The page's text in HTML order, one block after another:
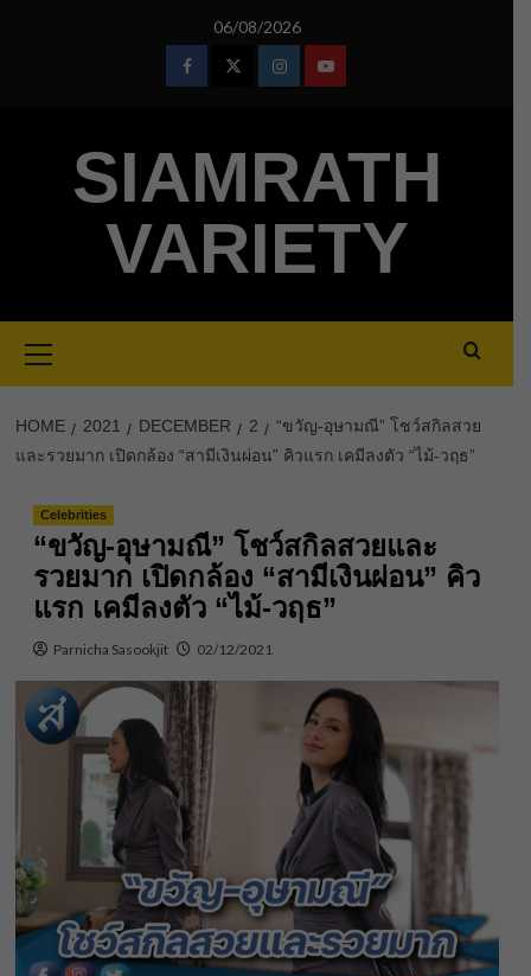
06/08/2026
FacebookTwitterInstagramYoutube
SIAMRATH
VARIETY
Menu
HOME 2021 DECEMBER 2
“ขวัญ-อุษามณี” โชว์สกิลสวย
และรวยมาก เปิดกล้อง “สามีเงินผ่อน” คิวแรก เคมีลงตัว “ไม้-วฤธ”
Celebrities
“ขวัญ-อุษามณี” โชว์สกิลสวยและ
รวยมาก เปิดกล้อง “สามีเงินผ่อน” คิว
แรก เคมีลงตัว “ไม้-วฤธ”
Parnicha Sasookjit 02/12/2021